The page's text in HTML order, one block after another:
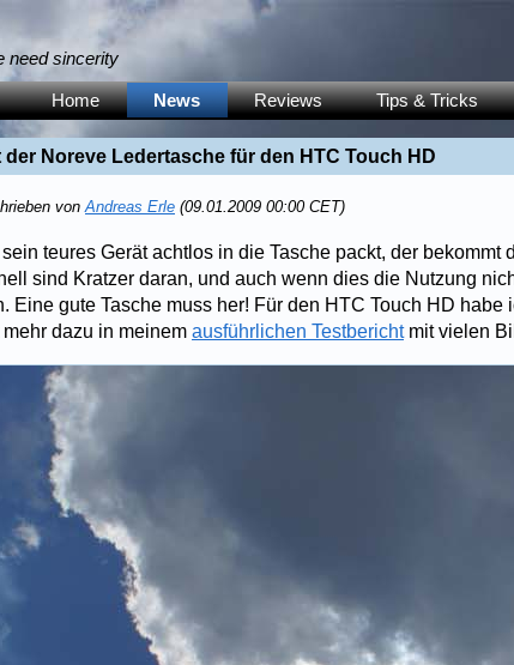
need sincerity
Home News Reviews Tips & Tricks
der Noreve Ledertasche für den HTC Touch HD
vonAndreas Erle (09.01.2009 00:00 CET)
teures Gerät achtlos in die Tasche packt, der bekommt
sind Kratzer daran, und auch wenn dies die Nutzung
Eine gute Tasche muss her! Für den HTC Touch HD habe
mehr dazu in meinem ausführlichen Testberichtmit vielen